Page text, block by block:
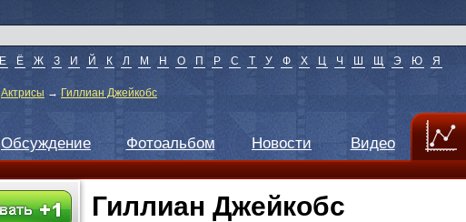
Е Ё Ж З И Й К Л М Н О П Р С Т У Ф Х Ц Ч Ш Щ Э Ю Я
Актрисы → Гиллиан Джейкобс
Обсуждение Фотоальбом Новости Видео
Гиллиан Джейкобс